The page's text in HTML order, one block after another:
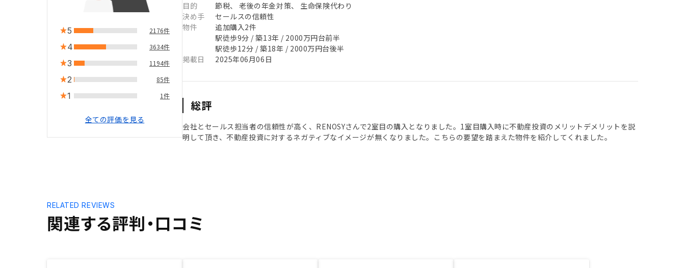
5 2176件
4 3634件
3 1194件
2 85件
1 1件
全ての評価を見る
目的
節税、 老後の年金対策、 生命保険代わり
決め手
セールスの信頼性
物件
追加購入2件
駅徒歩9分 / 築13年 / 2000万円台前半
駅徒歩12分 / 築18年 / 2000万円台後半
掲載日
2025年06月06日
総評
会社とセールス担当者の信頼性が高く、RENOSYさんで2室目の購入となりました。1室目購入時に不動産投資のメリットデメリットを説
明して頂き、不動産投資に対するネガティブなイメージが無くなりました。こちらの要望を踏まえた物件を紹介してくれました。
関連する評判・口コミ
RELATED REVIEWS